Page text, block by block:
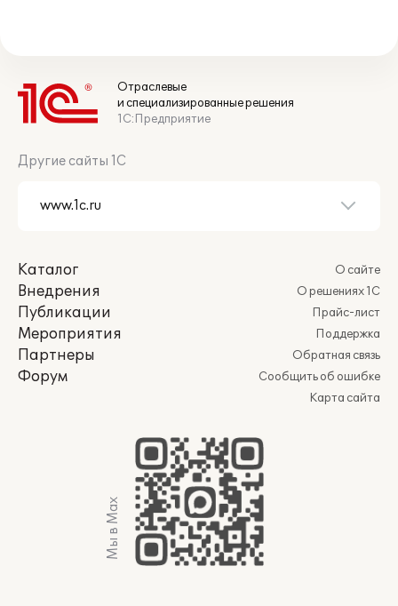
Отраслевые
и специализированные решения
1С:Предприятие
Другие сайты 1С
Каталог
Внедрения
Публикации
Мероприятия
Партнеры
Форум
О сайте
О решениях 1С
Прайс-лист
Поддержка
Обратная связь
Сообщить об ошибке
Карта сайта
Мы в Max